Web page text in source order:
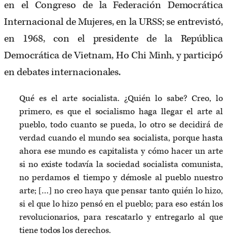
en el Congreso de la Federación Democrática
Internacional de Mujeres, en la URSS; se entrevistó,
en 1968, con el presidente de la República
Democrática de Vietnam, Ho Chi Minh, y participó
en debates internacionales.
Qué es el arte socialista. ¿Quién lo sabe? Creo, lo
primero, es que el socialismo haga llegar el arte al
pueblo, todo cuanto se pueda, lo otro se decidirá de
verdad cuando el mundo sea socialista, porque hasta
ahora ese mundo es capitalista y cómo hacer un arte
si no existe todavía la sociedad socialista comunista,
no perdamos el tiempo y démosle al pueblo nuestro
arte; […] no creo haya que pensar tanto quién lo hizo,
si el que lo hizo pensó en el pueblo; para eso están los
revolucionarios, para rescatarlo y entregarlo al que
tiene todos los derechos.